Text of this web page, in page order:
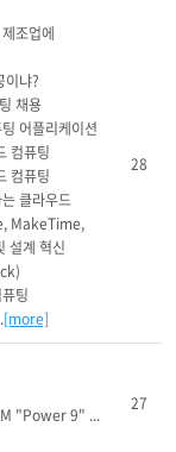
조업에
이냐?
채용
어플리케이션
컴퓨팅
컴퓨팅
클라우드
MakeTime,
설계 혁신
팅
[more]
28
"Power 9" ...
27